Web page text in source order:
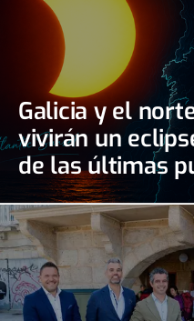
Galicia y el
vivirán un
de las últimas